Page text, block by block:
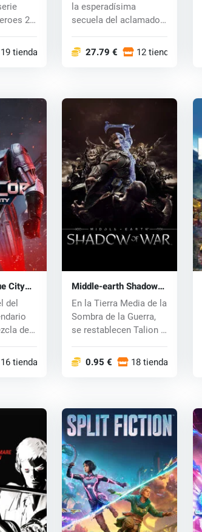
2
19 tiendas
la esperadísima
secuela del aclamado
27.79 € 12 tiendas
City
del
de
16 tiendas
Middle-earth Shadow
of War (PC) CD key
En la Tierra Media de la
Sombra de la Guerra,
se restablecen Talion y
0.95 € 18 tiendas